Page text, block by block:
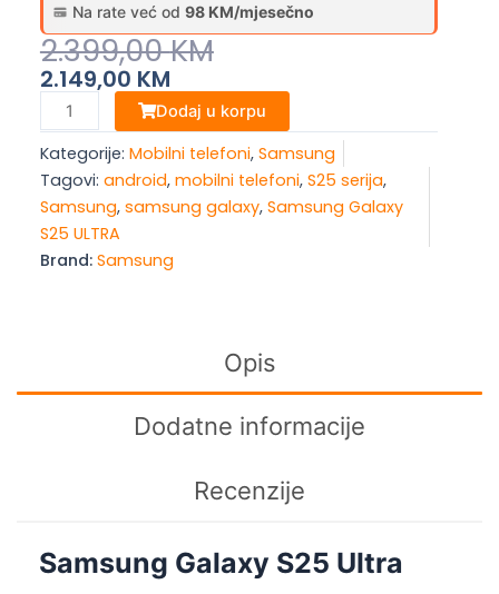
Na rate već od 98 KM/mjesečno
2.399,00KM
Original
Price
Was:
2.399,00 KM.
2.149,00 KM
Current
Price
Is:
2.149,00 KM.
Samsung
Galaxy
S25
ULTRA,
12/256
GB,
Titanium
Dodaj u korpu
Kategorije: Mobilni telefoni, Samsung
Tagovi: android, mobilni telefoni, S25 serija,
Samsung, samsung galaxy, Samsung Galaxy
S25 ULTRA
Brand: Samsung
Opis
Dodatne informacije
Recenzije
Samsung Galaxy S25 Ultra